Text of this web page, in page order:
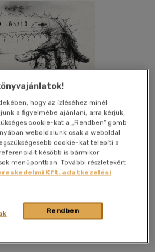
hogy az ízléséhez minél
a figyelmébe ajánlani, arra kérjük,
cookie-kat a „Rendben” gomb
weboldalunk csak a weboldal
cookie-kat telepíti a
később is bármikor
menüpontban. További részletekért
Kft. adatkezelési
Rendben